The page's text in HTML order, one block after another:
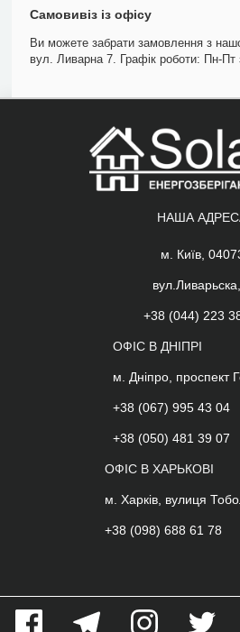
Самовивіз із офісу
Ви можете забрати замовлення з
вул. Ливарна 7. Графік роботи: Пн-Пт
НАША
м. Київ,
+38 (044) 223
ОФІС В ДНІПРІ
м. Дніпро, проспект
+38 (067) 995 43 04
+38 (050) 481 39 07
ОФІС В ХАРЬКОВІ
м. Харків, вулиця
+38 (098) 688 61 78